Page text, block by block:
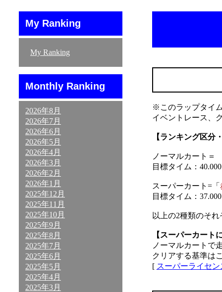
My Ranking
My Ranking
Monthly Ranking
2026年8月
2026年7月
2026年6月
2026年5月
2026年4月
2026年3月
2026年2月
2026年1月
2025年12月
2025年11月
2025年10月
2025年9月
2025年8月
2025年7月
2025年6月
2025年5月
2025年4月
2025年3月
※このラップタイ
イベントレース、
【ランキング区分
ノーマルカート＝
目標タイム：
スーパーカート=「
目標タイム：
以上の2種類のそ
【スーパーカート
ノーマルカートで
クリアする基準は
[ スーパーライセ